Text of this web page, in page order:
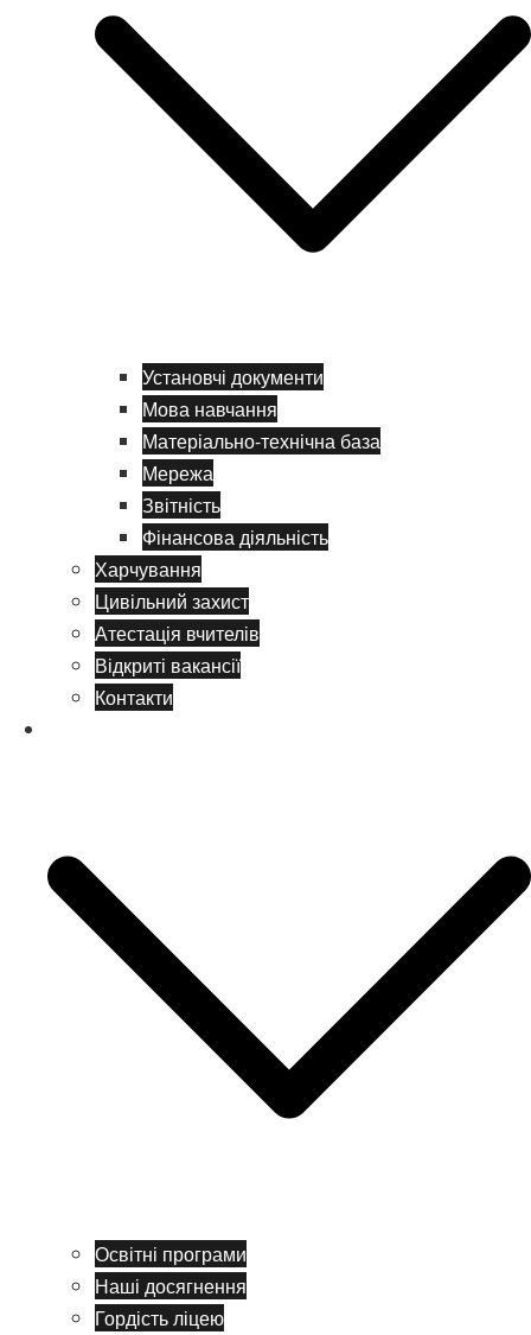
Установчі документи
Мова навчання
Матеріально-технічна база
Мережа
Звітність
Фінансова діяльність
Харчування
Цивільний захист
Атестація вчителів
Відкриті вакансії
Контакти
Освітні програми
Наші досягнення
Гордість ліцею